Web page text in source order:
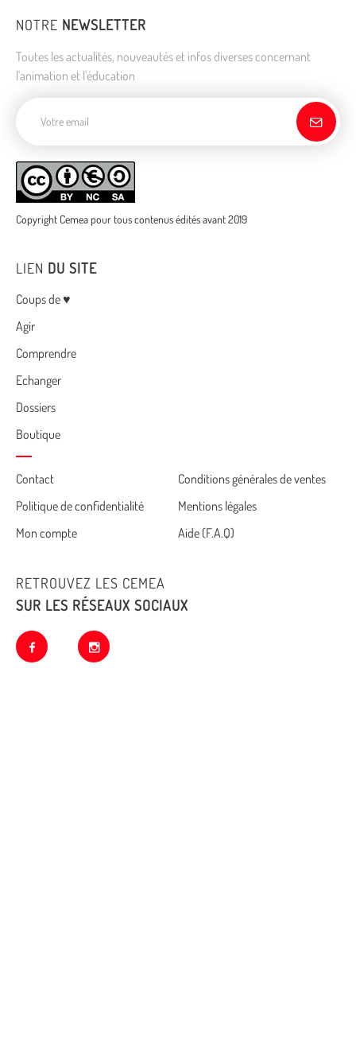
NOTRE NEWSLETTER
Toutes les actualités, nouveautés et infos diverses concernant
l'animation et l'éducation
Copyright Cemea pour tous contenus édités avant 2019
LIEN DU SITE
Menu
Coups de ♥
Agir
Comprendre
Echanger
Dossiers
Boutique
Cemea
footer
Contact
Conditions générales de ventes
Politique de confidentialité
Mentions légales
Mon compte
Aide (F.A.Q)
RETROUVEZ LES CEMEA
SUR LES RÉSEAUX SOCIAUX
facebook instagram